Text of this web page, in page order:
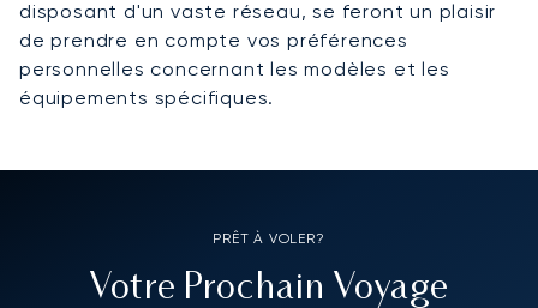
disposant d'un vaste réseau, se feront un plaisir
de prendre en compte vos préférences
personnelles concernant les modèles et les
équipements spécifiques.
PRÊT À VOLER?
Votre Prochain Voyage